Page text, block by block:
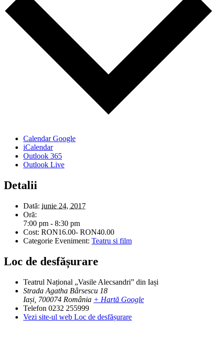
Calendar Google
iCalendar
Outlook 365
Outlook Live
Detalii
Dată: iunie 24, 2017
Oră:
7:00 pm - 8:30 pm
Cost: RON16.00- RON40.00
Categorie Eveniment: Teatru si film
Loc de desfășurare
Teatrul Național „Vasile Alecsandri” din Iași
Strada Agatha Bârsescu 18
Iași 700074 România + Hartă Google
Telefon 0232 255999
Vezi site-ul web Loc de desfășurare